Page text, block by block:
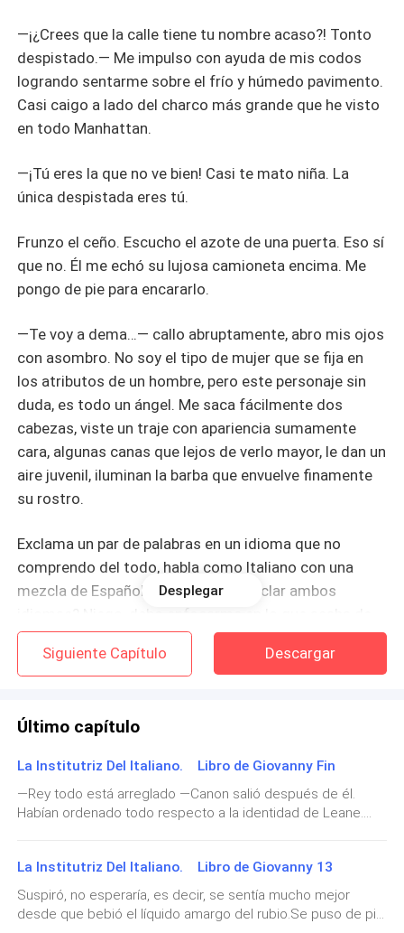
—¡¿Crees que la calle tiene tu nombre acaso?! Tonto
despistado.— Me impulso con ayuda de mis codos
logrando sentarme sobre el frío y húmedo pavimento.
Casi caigo a lado del charco más grande que he visto
en todo Manhattan.
—¡Tú eres la que no ve bien! Casi te mato niña. La
única despistada eres tú.
Frunzo el ceño. Escucho el azote de una puerta. Eso sí
que no. Él me echó su lujosa camioneta encima. Me
pongo de pie para encararlo.
—Te voy a dema…— callo abruptamente, abro mis ojos
con asombro. No soy el tipo de mujer que se fija en
los atributos de un hombre, pero este personaje sin
duda, es todo un ángel. Me saca fácilmente dos
cabezas, viste un traje con apariencia sumamente
cara, algunas canas que lejos de verlo mayor, le dan un
aire juvenil, iluminan la barba que envuelve finamente
su rostro.
Exclama un par de palabras en un idioma que no
comprendo del todo, habla como Italiano con una
mezcla de Español. ¿Es posible mezclar ambos
idiomas? Niego, debo enfocarme en lo que acaba de
pasar.
Suspiro, mi bicicleta está completamente arruinada,
su lugar. Si no corro ahora mismo se me hará tarde.
de la compañía.
—No tengo tiempo para discutir— Gruño echándome a
Molisse, aunque quisiera. Y mi primer día en la
Compañía Arcuri es la mejor oportunidad que he
tenido desde que me gradué.
Desplegar
Siguiente Capítulo Descargar
Último capítulo
La Institutriz Del Italiano. Libro de Giovanny Fin
—Rey todo está arreglado —Canon salió después de él.
Habían ordenado todo respecto a la identidad de Leane.
cierto. ¿Esta seguro de esto?- Preguntó su Leal entrando a
sus espaldas a la camioneta. Había enviado a Isgeler y
Maigel a Londres, tenían como tarea encontrar a dos
personas que se hicieran pasar por los padres de su
La Institutriz Del Italiano. Libro de Giovanny 13
Suspiró, no esperaría, es decir, se sentía mucho mejor
desde que bebió el líquido amargo del rubio.Se puso de pie